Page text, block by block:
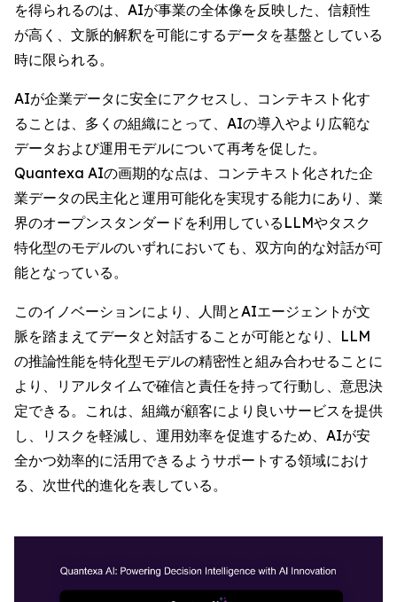
を得られるのは、AIが事業の全体像を反映した、信頼性
が高く、文脈的解釈を可能にするデータを基盤としている
時に限られる。
AIが企業データに安全にアクセスし、コンテキスト化す
ることは、多くの組織にとって、AIの導入やより広範な
データおよび運用モデルについて再考を促した。
Quantexa AIの画期的な点は、コンテキスト化された企
業データの民主化と運用可能化を実現する能力にあり、業
界のオープンスタンダードを利用しているLLMやタスク
特化型のモデルのいずれにおいても、双方向的な対話が可
能となっている。
このイノベーションにより、人間とAIエージェントが文
脈を踏まえてデータと対話することが可能となり、LLM
の推論性能を特化型モデルの精密性と組み合わせることに
より、リアルタイムで確信と責任を持って行動し、意思決
定できる。これは、組織が顧客により良いサービスを提供
し、リスクを軽減し、運用効率を促進するため、AIが安
全かつ効率的に活用できるようサポートする領域におけ
る、次世代的進化を表している。